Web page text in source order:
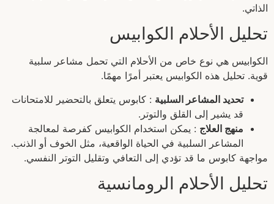
الذاتي.
تحليل الأحلام الكوابيس
الكوابيس هي نوع خاص من الأحلام التي تحمل مشاعر سلبية
قوية. تحليل هذه الكوابيس يعتبر أمرًا مهمًا.
تحديد المشاعر السلبية : كابوس يتعلق بالتحضير للامتحانات
قد يشير إلى القلق والتوتر.
منهج العلاج : يمكن استخدام الكوابيس كفرصة لمعالجة
المشاعر السلبية في الحياة الواقعية، مثل الخوف أو الذنب.
مواجهة كابوس ما قد تؤدي إلى التعافي وتقليل التوتر النفسي.
تحليل الأحلام الرومانسية